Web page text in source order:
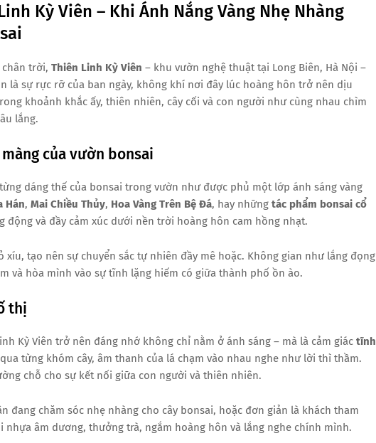
Kỳ Viên – Khi Ánh Nắng Vàng Nhẹ Nhàng
trời, Thiên Linh Kỳ Viên – khu vườn nghệ thuật tại Long Biên, Hà Nội –
là sự rực rỡ của ban ngày, không khí nơi đây lúc hoàng hôn trở nên dịu
khoảnh khắc ấy, thiên nhiên, cây cối và con người như cùng nhau chìm
lắng.
của vườn bonsai
dáng thế của bonsai trong vườn như được phủ một lớp ánh sáng vàng
Hán, Mai Chiều Thủy, Hoa Vàng Trên Bệ Đá, hay những tác phẩm bonsai cổ
động và đầy cảm xúc dưới nền trời hoàng hôn cam hồng nhạt.
tạo nên sự chuyển sắc tự nhiên đầy mê hoặc. Không gian như lắng đọng
và hòa mình vào sự tĩnh lặng hiếm có giữa thành phố ồn ào.
thị
Kỳ Viên trở nên đáng nhớ không chỉ nằm ở ánh sáng – mà là cảm giác tĩnh
từng khóm cây, âm thanh của lá chạm vào nhau nghe như lời thì thầm.
chỗ cho sự kết nối giữa con người và thiên nhiên.
đang chăm sóc nhẹ nhàng cho cây bonsai, hoặc đơn giản là khách tham
âm dương, thưởng trà, ngắm hoàng hôn và lắng nghe chính mình.